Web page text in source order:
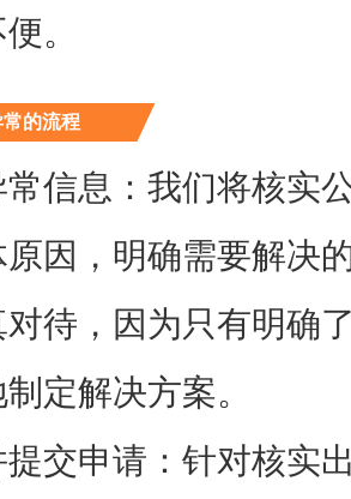
。
的流程
信息：我们将核实
原因，明确需要解决
待，因为只有明确
定解决方案。
提交申请：针对核实